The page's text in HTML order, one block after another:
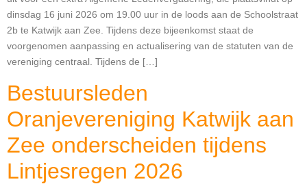
dinsdag 16 juni 2026 om 19.00 uur in de loods aan de Schoolstraat
2b te Katwijk aan Zee. Tijdens deze bijeenkomst staat de
voorgenomen aanpassing en actualisering van de statuten van de
vereniging centraal. Tijdens de […]
Bestuursleden
Oranjevereniging Katwijk aan
Zee onderscheiden tijdens
Lintjesregen 2026